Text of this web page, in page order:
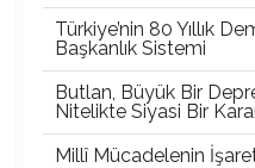
Türkiye’nin 80 Yıllık
Başkanlık Sistemi
Butlan, Büyük Bir
Nitelikte Siyasi Bir
Millî Mücadelenin